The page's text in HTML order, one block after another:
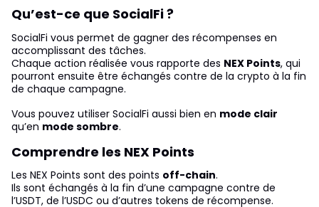
Qu’est-ce que SocialFi ?
SocialFi vous permet de gagner des récompenses en
accomplissant des tâches.
Chaque action réalisée vous rapporte des NEX Points, qui
pourront ensuite être échangés contre de la crypto à la fin
de chaque campagne.
Vous pouvez utiliser SocialFi aussi bien en mode clair
qu’en mode sombre.
Comprendre les NEX Points
Les NEX Points sont des points off-chain.
Ils sont échangés à la fin d’une campagne contre de
l’USDT, de l’USDC ou d’autres tokens de récompense.